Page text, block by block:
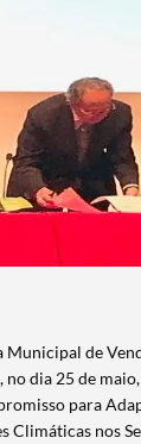
Municipal de
no dia 25 de
para
Climáticas nos